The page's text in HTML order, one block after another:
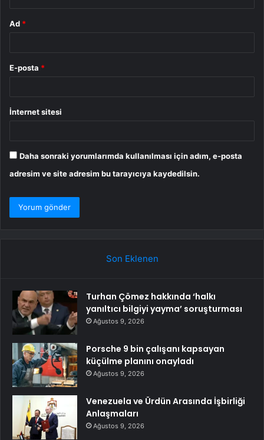
Ad *
E-posta *
İnternet sitesi
Daha sonraki yorumlarımda kullanılması için adım, e-posta
adresim ve site adresim bu tarayıcıya kaydedilsin.
Son Eklenen
Turhan Çömez hakkında ‘halkı
yanıltıcı bilgiyi yayma’ soruşturması
Ağustos 9, 2026
Porsche 9 bin çalışanı kapsayan
küçülme planını onayladı
Ağustos 9, 2026
Venezuela ve Ürdün Arasında İşbirliği
Anlaşmaları
Ağustos 9, 2026